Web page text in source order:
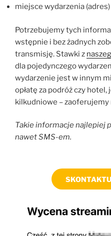
miejsce wydarzenia (adres)
Potrzebujemy tych
wstępnie i bez żadnych
transmisję. Stawki z
dla pojedynczego
wydarzenie jest w innym
opłatę za podróż czy
kilkudniowe – zaoferujemy
Takie informacje najlepiej
nawet SMS-em.